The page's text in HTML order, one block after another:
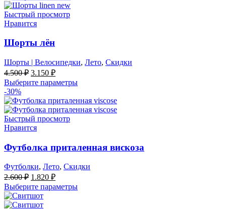
Быстрый просмотр
Нравится
Шорты лён
Шорты | Велосипедки, Лето, Скидки
4.500₽ Первоначальная
цена
составляла
4.500 ₽.
3.150 ₽Текущая
цена:
Выберите параметры
-30%
Быстрый просмотр
Нравится
Футболка приталенная вискоза
Футболки, Лето, Скидки
2.600₽ Первоначальная
цена
составляла
2.600 ₽.
1.820 ₽Текущая
цена:
Выберите параметры